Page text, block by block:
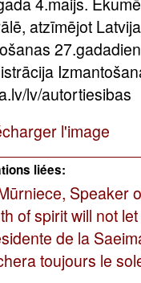
atzīmējot
lv/autortiesibas
l'image
liées:
Speaker
of spirit will not
de la
toujours le